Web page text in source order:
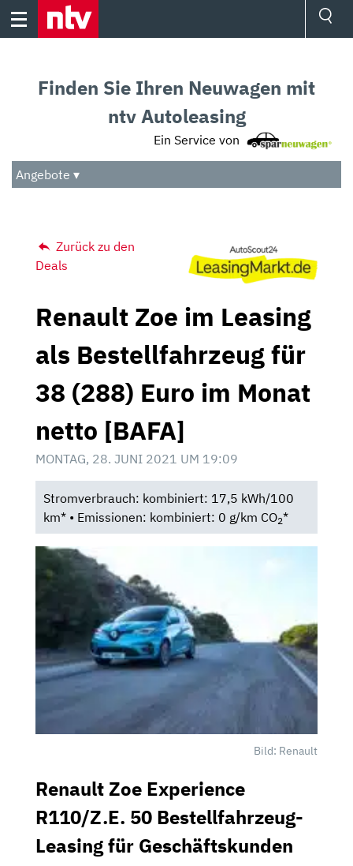
Skip
Audio
Das Beste
Finden Sie Ihren Neuwagen mit
ntv Autoleasing
Ein Service von
Angebote ▾
Zurück zu den
Deals
Renault Zoe im Leasing
als Bestellfahrzeug für
38 (288) Euro im Monat
netto [BAFA]
MONTAG, 28. JUNI 2021 UM 19:09
Stromverbrauch: kombiniert: 17,5 kWh/100
km* • Emissionen: kombiniert: 0 g/km CO2*
Bild: Renault
Renault Zoe Experience
R110/Z.E. 50 Bestellfahrzeug-
Leasing für Geschäftskunden